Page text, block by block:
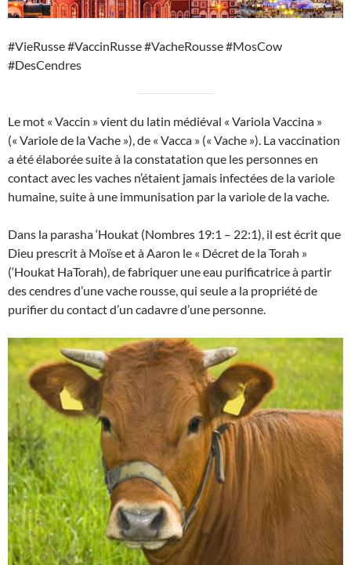
#VieRusse #VaccinRusse #VacheRousse #MosCow
#DesCendres
Le mot « Vaccin » vient du latin médiéval « Variola Vaccina »
(« Variole de la Vache »), de « Vacca » (« Vache »). La vaccination
a été élaborée suite à la constatation que les personnes en
contact avec les vaches n’étaient jamais infectées de la variole
humaine, suite à une immunisation par la variole de la vache.
Dans la parasha ‘Houkat (Nombres 19:1 – 22:1), il est écrit que
Dieu prescrit à Moïse et à Aaron le « Décret de la Torah »
(‘Houkat HaTorah), de fabriquer une eau purificatrice à partir
des cendres d’une vache rousse, qui seule a la propriété de
purifier du contact d’un cadavre d’une personne.